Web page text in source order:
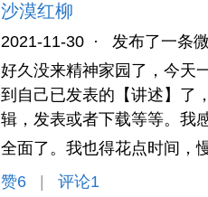
沙漠红柳
2021-11-30 ·
发布了一条
好久没来精神家园了，今天
到自己已发表的【讲述】了
辑，发表或者下载等等。我
全面了。我也得花点时间，
赞6 评论1